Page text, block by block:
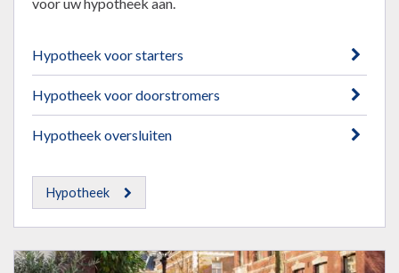
Hypotheek voor starters
Hypotheek voor doorstromers
Hypotheek oversluiten
Hypotheek